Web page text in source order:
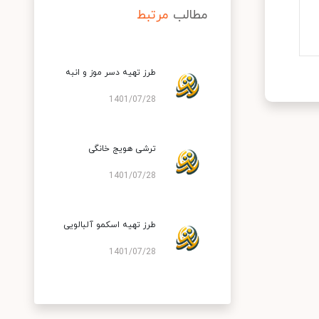
مطالب مرتبط
طرز تهیه دسر موز و انبه
1401/07/28
ترشی هویج خانگی
1401/07/28
طرز تهیه اسکمو آلبالویی
1401/07/28